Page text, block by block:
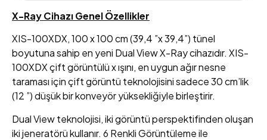
X-Ray Cihazı Genel Özellikler
XIS-100XDX, 100 x 100 cm (39,4 ”x 39,4”) tünel
boyutuna sahip en yeni Dual View X-Ray cihazıdır. XIS-
100XDX çift görüntülü x ışını, en uygun ağır nesne
taraması için çift görüntü teknolojisini sadece 30 cm’lik
(12 ”) düşük bir konveyör yüksekliğiyle birleştirir.
Dual View teknolojisi, iki görüntü perspektifinden oluşan
iki jeneratörü kullanır. 6 Renkli Görüntüleme ile